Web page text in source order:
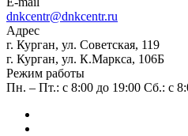
dnkcentr@dnkcentr.ru
Адрес
г. Курган, ул. Советская, 119
г. Курган, ул. К.Маркса, 106Б
Режим работы
Пн. – Пт.: с 8:00 до 19:00 Сб.: с